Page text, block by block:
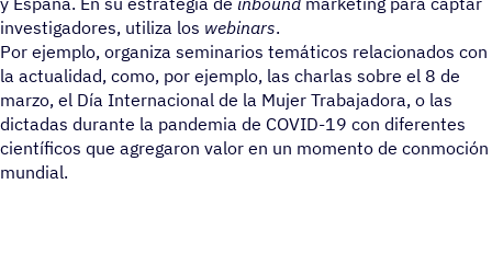
investigadores, utiliza los webinars.
Por ejemplo, organiza seminarios temáticos relacionados con
la actualidad, como, por ejemplo, las charlas sobre el 8 de
marzo, el Día Internacional de la Mujer Trabajadora, o las
dictadas durante la pandemia de COVID-19 con diferentes
científicos que agregaron valor en un momento de conmoción
mundial.